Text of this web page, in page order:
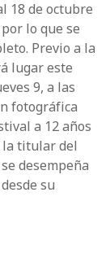
18 de octubre
lo que se
Previo a la
lugar este
9, a las
fotográfica
a 12 años
la titular del
desempeña
su